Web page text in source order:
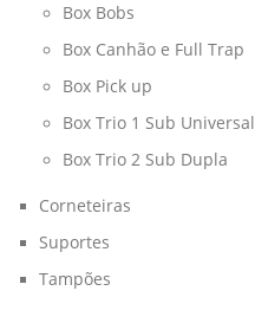
Box Bobs
Box Canhão e Full Trap
Box Pick up
Box Trio 1 Sub Universal
Box Trio 2 Sub Dupla
Corneteiras
Suportes
Tampões